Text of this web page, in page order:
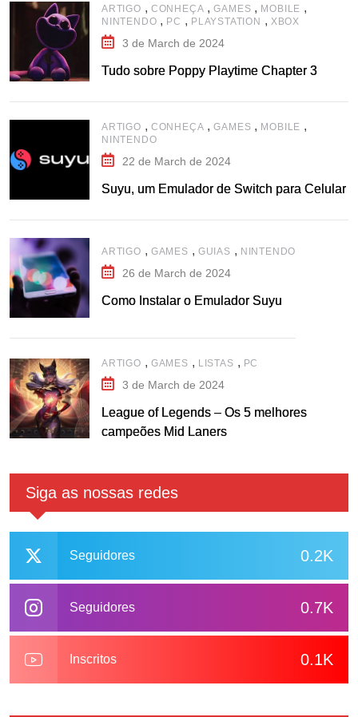
ARTIGO , CONHEÇA ,GAMES , MOBILE ,
NINTENDO , PC , PLAYSTATION , XBOX
3 de March de 2024
Tudo sobre Poppy Playtime Chapter 3
ARTIGO , CONHEÇA ,GAMES , MOBILE ,
NINTENDO
22 de March de 2024
Suyu, um Emulador de Switch para Celular
ARTIGO , GAMES , GUIAS , NINTENDO
26 de March de 2024
Como Instalar o Emulador Suyu
ARTIGO , GAMES , LISTAS , PC
3 de March de 2024
League of Legends – Os 5 melhores
campeões Mid Laners
Siga as nossas redes
0.2K
Seguidores
0.7K
Seguidores
0.1K
Inscritos